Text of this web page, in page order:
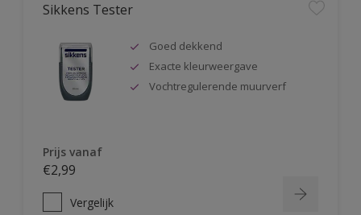
Sikkens Tester
Goed dekkend
Exacte kleurweergave
Vochtregulerende muurverf
Prijs vanaf
€2,99
Vergelijk